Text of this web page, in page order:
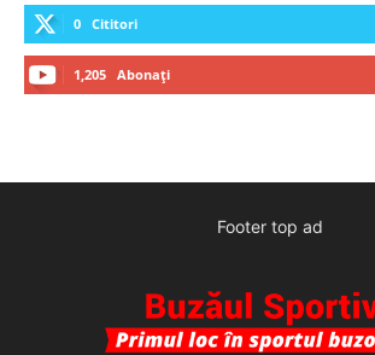
0 Cititori
1,205 Abonați
Footer top ad